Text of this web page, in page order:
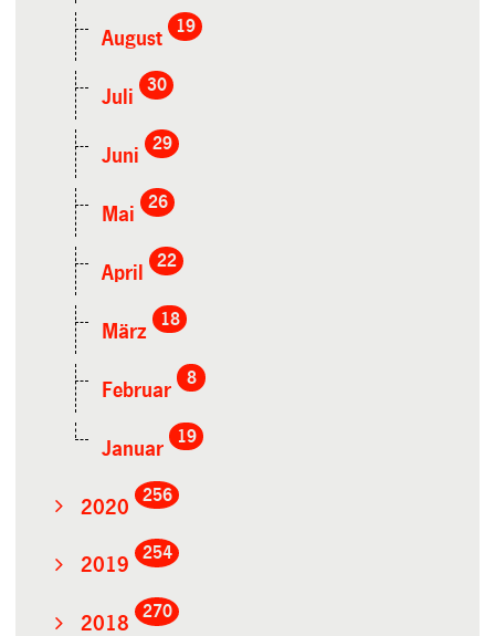
August
19
Juli
30
Juni
29
Mai
26
April
22
März
18
Februar
8
Januar
19
2020
256
2019
254
2018
270